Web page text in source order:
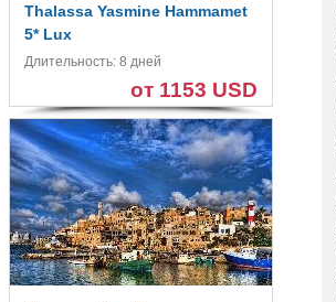
Thalassa Yasmine Hammamet
5* Lux
Длительность: 8 дней
от 1153 USD